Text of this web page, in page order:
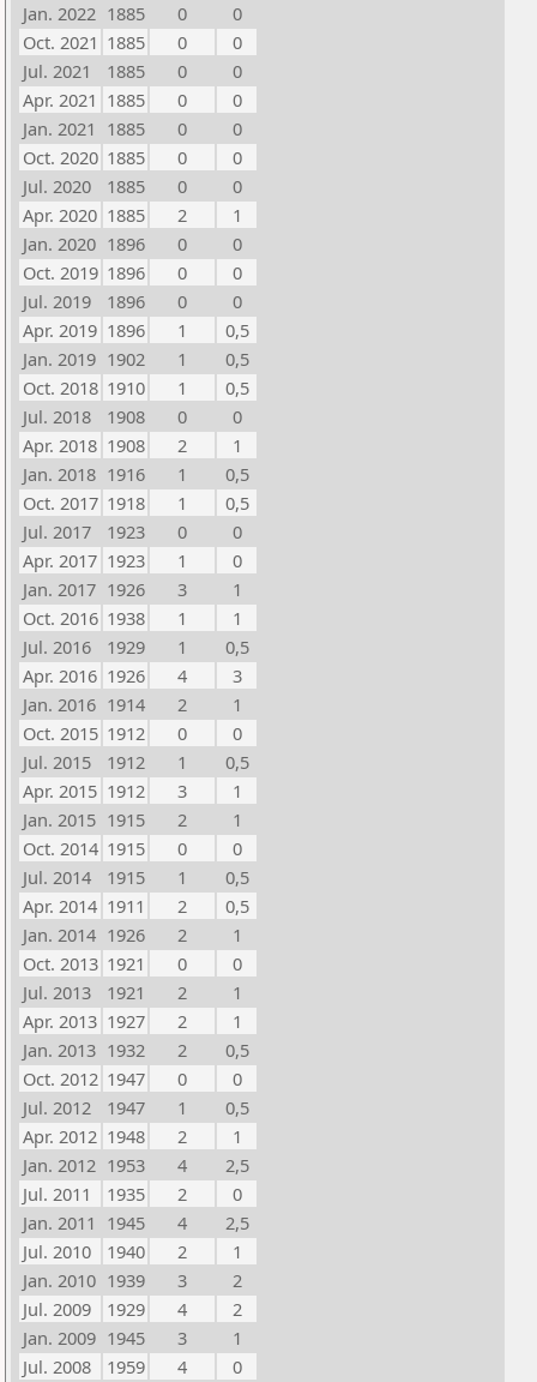
Jan. 2022 1885 0
0
Oct. 2021 1885 0
0
Jul. 2021
1885 0
0
Apr. 2021 1885 0
0
Jan. 2021 1885 0
0
Oct. 2020 1885 0
0
Jul. 2020
1885 0
0
Apr. 2020 1885 2
1
Jan. 2020 1896 0
0
Oct. 2019 1896 0
0
Jul. 2019
1896 0
0
Apr. 2019 1896 1
0,5
Jan. 2019 1902 1
0,5
Oct. 2018 1910 1
0,5
Jul. 2018
1908 0
0
Apr. 2018 1908 2
1
Jan. 2018 1916 1
0,5
Oct. 2017 1918 1
0,5
Jul. 2017
1923 0
0
Apr. 2017 1923 1
0
Jan. 2017 1926 3
1
Oct. 2016 1938 1
1
Jul. 2016
1929 1
0,5
Apr. 2016 1926 4
3
Jan. 2016 1914 2
1
Oct. 2015 1912 0
0
Jul. 2015
1912 1
0,5
Apr. 2015 1912 3
1
Jan. 2015 1915 2
1
Oct. 2014 1915 0
0
Jul. 2014
1915 1
0,5
Apr. 2014 1911 2
0,5
Jan. 2014 1926 2
1
Oct. 2013 1921 0
0
Jul. 2013
1921 2
1
Apr. 2013 1927 2
1
Jan. 2013 1932 2
0,5
Oct. 2012 1947 0
0
Jul. 2012
1947 1
0,5
Apr. 2012 1948 2
1
Jan. 2012 1953 4
2,5
Jul. 2011
1935 2
0
Jan. 2011 1945 4
2,5
Jul. 2010
1940 2
1
Jan. 2010 1939 3
2
Jul. 2009
1929 4
2
Jan. 2009 1945 3
1
Jul. 2008
1959 4
0